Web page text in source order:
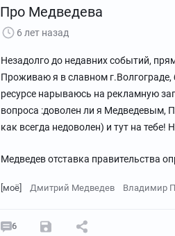
Про Медведева
6 лет назад
Незадолго до недавних событий,
Проживаю я в славном
ресурсе нарываюсь на рекламную
вопроса :доволен ли я Медведевым,
как всегда недоволен) и тут на тебе!
Медведев отставка правительства
[моё] Дмитрий Медведев Владимир
6